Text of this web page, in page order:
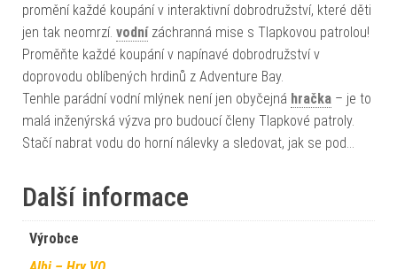
promění každé koupání v interaktivní dobrodružství, které děti
jen tak neomrzí. vodnízáchranná mise s Tlapkovou patrolou!
Proměňte každé koupání v napínavé dobrodružství v
doprovodu oblíbených hrdinů z Adventure Bay.
Tenhle parádní vodní mlýnek není jen obyčejná hračka – je to
malá inženýrská výzva pro budoucí členy Tlapkové patroly.
Stačí nabrat vodu do horní nálevky a sledovat, jak se pod…
Další informace
Výrobce